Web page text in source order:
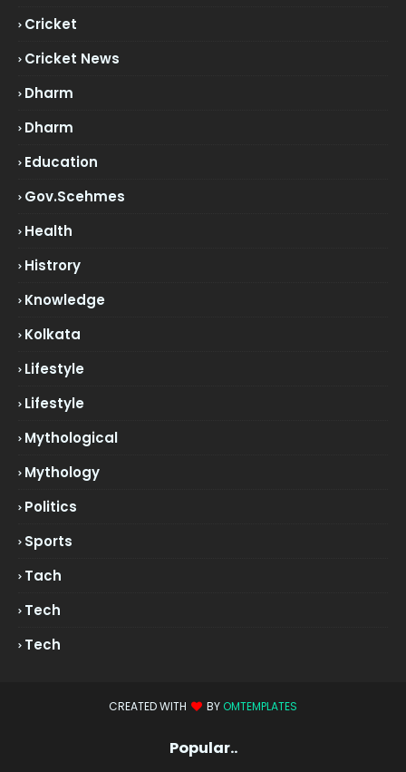
Cricket
Cricket News
Dharm
Dharm
Education
Gov.scehmes
Health
Histrory
Knowledge
Kolkata
Lifestyle
Lifestyle
Mythological
Mythology
Politics
Sports
Tach
Tech
Tech
CREATED WITH BY OMTEMPLATES
Popular..